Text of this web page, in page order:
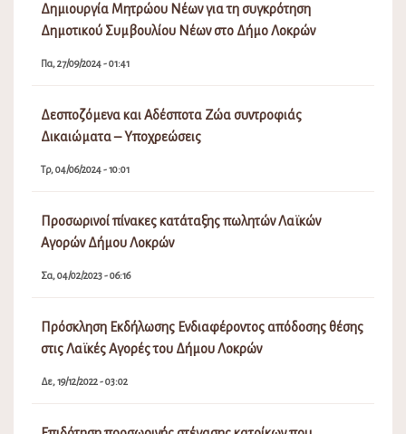
Δημιουργία Μητρώου Νέων για τη συγκρότηση
Δημοτικού Συμβουλίου Νέων στο Δήμο Λοκρών
Πα, 27/09/2024 - 01:41
Δεσποζόμενα και Αδέσποτα Ζώα συντροφιάς
Δικαιώματα – Υποχρεώσεις
Τρ, 04/06/2024 - 10:01
Προσωρινοί πίνακες κατάταξης πωλητών Λαϊκών
Αγορών Δήμου Λοκρών
Σα, 04/02/2023 - 06:16
Πρόσκληση Εκδήλωσης Ενδιαφέροντος απόδοσης θέσης
στις Λαϊκές Αγορές του Δήμου Λοκρών
Δε, 19/12/2022 - 03:02